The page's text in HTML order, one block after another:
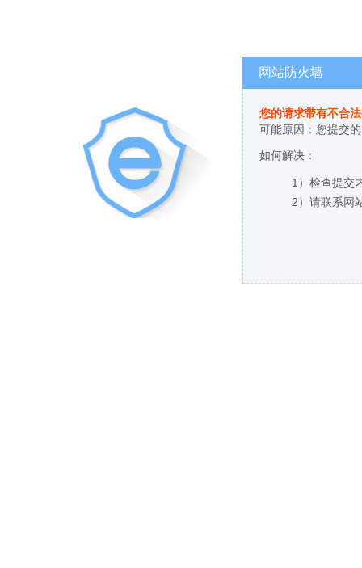
网站防火墙
您的请求带有不合
可能原因：您提交
如何解决：
1）检查提交
2）请联系网